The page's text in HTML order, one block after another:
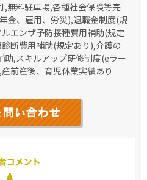
,無料駐車場,各種社会保険等完
金、雇用、労災),退職金制度(規
エンザ予防接種費用補助(規定
断費用補助(規定あり),介護の
助,スキルアップ研修制度(eラー
前産後、育児休業実績あり